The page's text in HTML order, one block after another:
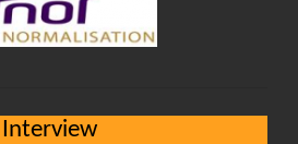
Interview